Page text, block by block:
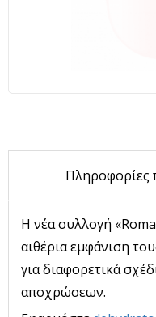
Πληροφορίες
Η νέα συλλογή
αιθέρια εμφάνιση
για διαφορετικά
αποχρώσεων.